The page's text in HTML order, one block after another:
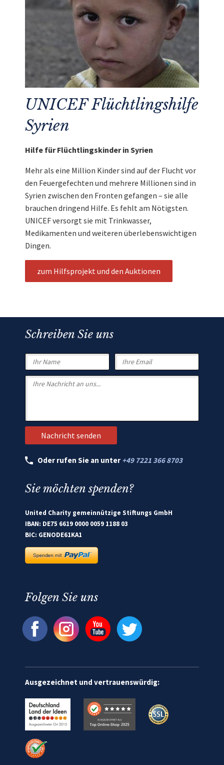
UNICEF Flüchtlingshilfe
Syrien
Hilfe für Flüchtlingskinder in Syrien
Mehr als eine Million Kinder sind auf der Flucht vor
den Feuergefechten und mehrere Millionen sind in
Syrien zwischen den Fronten gefangen – sie alle
brauchen dringend Hilfe. Es fehlt am Nötigsten.
UNICEF versorgt sie mit Trinkwasser,
Medikamenten und weiteren überlebenswichtigen
Dingen.
zum Hilfsprojekt und den Auktionen
Schreiben Sie uns
Oder rufen Sie an unter +49 7221 366 8703
Sie möchten spenden?
United Charity gemeinnützige Stiftungs GmbH
IBAN: DE75 6619 0000 0059 1188 03
BIC: GENODE61KA1
Folgen Sie uns
Ausgezeichnet und vertrauenswürdig: